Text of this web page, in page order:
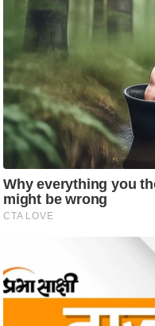
मी
क्षा
ध
र्म
ज्यो
ति
ष
म
हि